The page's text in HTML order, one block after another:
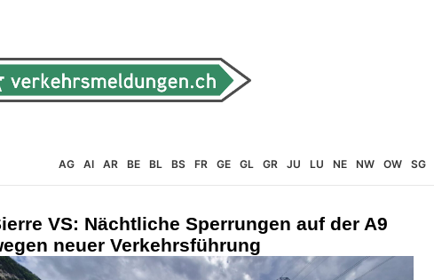
AG AI AR BE BL BS FR GE GL GR JU LU NE NW OW SG
VS: Nächtliche Sperrungen auf der A9
neuer Verkehrsführung